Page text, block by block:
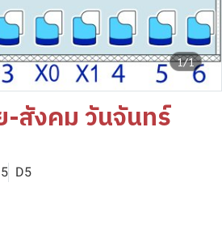
1/1
-สังคม วันจันทร์
D5